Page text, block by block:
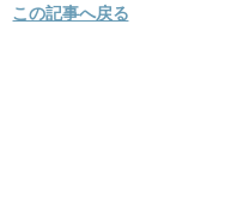
この記事へ戻る